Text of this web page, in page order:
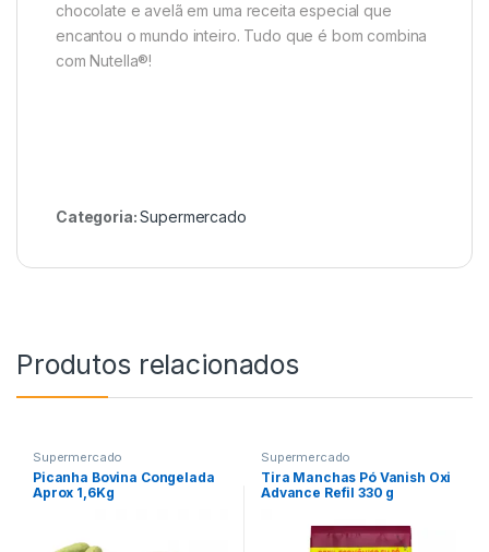
chocolate e avelã em uma receita especial que
encantou o mundo inteiro. Tudo que é bom combina
com Nutella®!
Categoria:Supermercado
Produtos relacionados
Supermercado
Picanha Bovina Congelada
Aprox 1,6Kg
Supermercado
Tira Manchas Pó Vanish Oxi
Advance Refil 330 g